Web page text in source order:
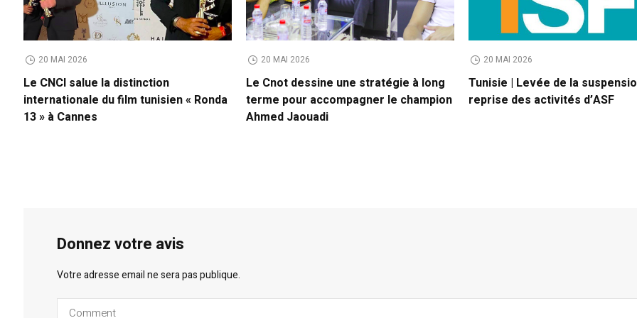
20 MAI 2026
Le CNCI salue la distinction
internationale du film tunisien « Ronda
13 » à Cannes
20 MAI 2026
Le Cnot dessine une stratégie à long
terme pour accompagner le champion
Ahmed Jaouadi
20 MAI 2026
Tunisie | Levée de la
reprise des activités d’ASF
Donnez votre avis
Votre adresse email ne sera pas publique.